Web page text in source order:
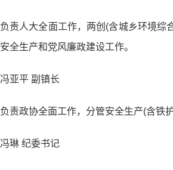
负责人大全面工作，两创(含城乡环境综
全生产和党风廉政建设工作。
冯亚平 副镇长
负责政协全面工作，分管安全生产(含铁
冯琳 纪委书记